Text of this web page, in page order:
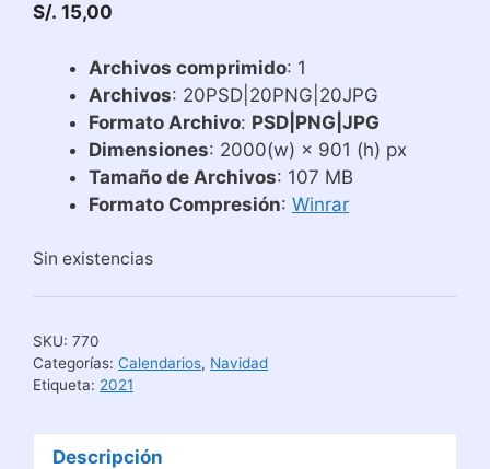
S/. 15,00
Archivos comprimido: 1
Archivos: 20PSD|20PNG|20JPG
Formato Archivo: PSD|PNG|JPG
Dimensiones: 2000(w) × 901 (h) px
Tamaño de Archivos: 107 MB
Formato Compresión: Winrar
Sin existencias
SKU: 770
Categorías: Calendarios, Navidad
Etiqueta: 2021
Descripción